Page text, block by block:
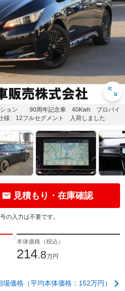
ョン 90周年記念車 40Kwh プロパイ
様 12フルセグメント 入荷しました
見積もり・在庫確認
の入力は不要です。
本体価格（税込）
214.8万円
場価格（平均本体価格：152万円）